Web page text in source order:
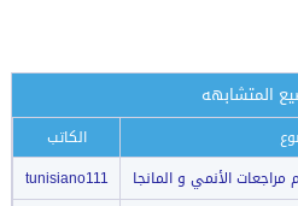
المتشابهه
الكاتب
الأنمي و المانجا
tunisiano111